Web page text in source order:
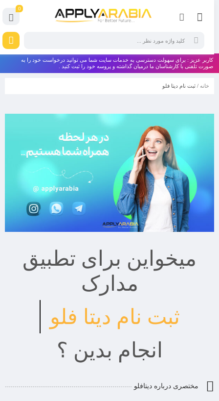
0
کاربر عزیز : برای سهولت دسترسی به خدمات سایت شما می توانید درخواست خود را به
صورت تلفنی با کارشناسان ما درمیان گذاشته و پروسه خود را ثبت کنید .
خانه/ ثبت نام دیتا فلو
میخواین برای تطبیق
مدارک
ثبت نام دیتا فلو
انجام بدین ؟
مختصری درباره دیتافلو